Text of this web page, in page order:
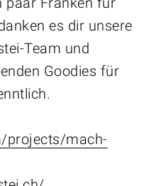
es dir unsere
Team und
Goodies für
projects/mach-